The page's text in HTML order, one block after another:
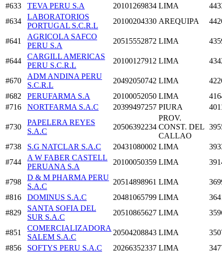
#633
TEVA PERU S.A 20101269834 LIMA
#634
LABORATORIOS
PORTUGAL S.C.R.L
20100204330 AREQUIPA
#641
AGRICOLA SAFCO
PERU S.A
20515552872 LIMA
#644
CARGILL AMERICAS
PERU S.C.R.L
20100127912 LIMA
#670
ADM ANDINA PERU
S.C.R.L
20492050742 LIMA
#682
PERUFARMA S.A 20100052050 LIMA
#716
NORTFARMA S.A.C 20399497257 PIURA
#730
PAPELERA REYES
S.A.C
20506392234
PROV.
CONST. DEL
CALLAO
#738 S.G NATCLAR S.A.C 20431080002 LIMA
#744
A W FABER CASTELL
PERUANA S.A
20100050359 LIMA
#798
D & M PHARMA PERU
S.A.C
20514898961 LIMA
#816
DOMINUS S.A.C 20481065799 LIMA
#829
SANTA SOFIA DEL
SUR S.A.C
20510865627 LIMA
#851
COMERCIALIZADORA
SALEM S.A.C
20504208843 LIMA
#856
SOFTYS PERU S.A.C 20266352337 LIMA